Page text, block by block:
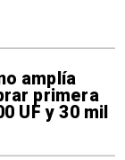
amplía
primera
UF y 30 mil